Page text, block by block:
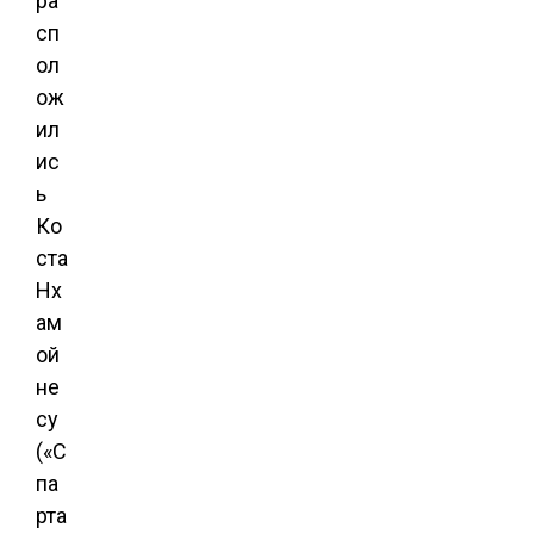
сп
ол
ож
ил
ис
ь
Ко
ста
Нх
ам
ой
не
су
(«С
па
рта